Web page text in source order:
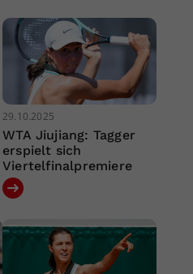
29.10.2025
WTA Jiujiang: Tagger
erspielt sich
Viertelfinalpremiere